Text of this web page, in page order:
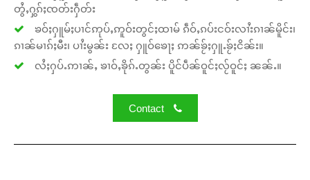
တွႆႇႁွၵ်ႈၸတ်းႁဵတ်း
ၶဝ်ႈႁူမ်ႈပၢင်ဢုပ်ႇဢူဝ်းတွင်ႈထၢမ် ၵဵဝ်ႇၵပ်းငဝ်းလၢႆးၵၢၼ်မိူင်း၊
ၵၢၼ်မၢၵ်ႈမီး၊ ပၢႆးမွၼ်း လႄႈ ႁူဝ်ၶေႃႈ ဢၼ်ၶႂ်ႈႁူႉၶႂ်ႈငိၼ်း။
လႆႈႁပ်ႉဢၢၼ်ႇ ၶၢဝ်ႇၶိုၵ်ႉတွၼ်း ပိူင်ပဵၼ်ဝူင်ႈလႂ်ဝူင်ႈ ၼၼ်ႉ။
Contact